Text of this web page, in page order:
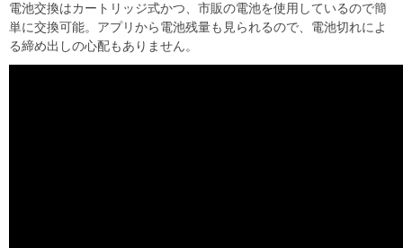
電池交換はカートリッジ式かつ、市販の電池を使用しているので簡
単に交換可能。アプリから電池残量も見られるので、電池切れによ
る締め出しの心配もありません。